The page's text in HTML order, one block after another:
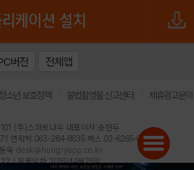
버전 전체앱
청소년 보호정책 불법촬영물 신고센터 제휴광고문의
(주)스마트나우 대표이사:송현두
연락처:063-284-8635 팩스:02-6265-0377
욱 desk@hungryapp.co.kr
| 등록일자:2016년4월25일